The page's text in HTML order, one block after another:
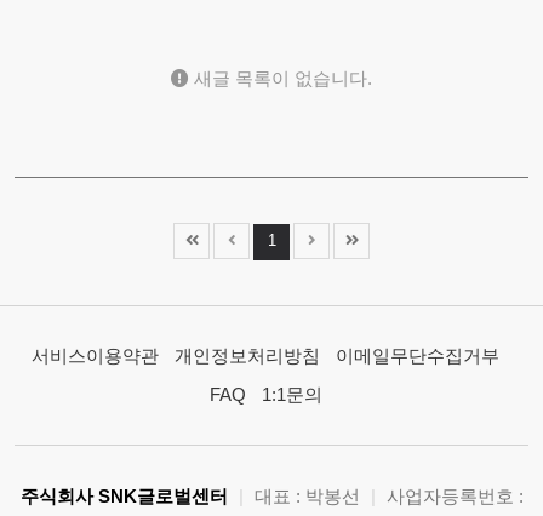
새글 목록이 없습니다.
1
서비스이용약관 개인정보처리방침
이메일무단수집거부
FAQ
1:1문의
주식회사 SNK글로벌센터 대표 : 박봉선
사업자등록번호 :